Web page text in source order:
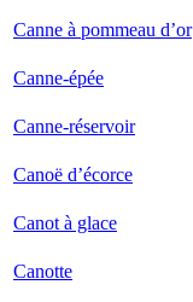
Canne à pommeau d’or
Canne-épée
Canne-réservoir
Canoë d’écorce
Canot à glace
Canotte